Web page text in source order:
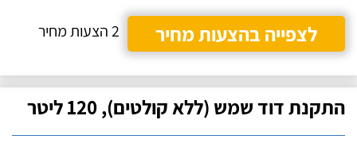
לצפייה בהצעות מחיר
2 הצעות מחיר
התקנת דוד שמש (ללא קולטים), 120 ליטר